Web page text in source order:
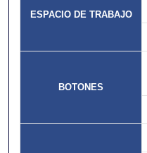
ESPACIO DE TRABAJO
BOTONES